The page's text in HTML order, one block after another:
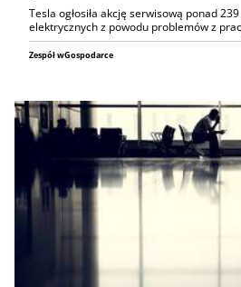
Tesla ogłosiła akcję serwisową ponad
elektrycznych z powodu problemów z
Zespół wGospodarce